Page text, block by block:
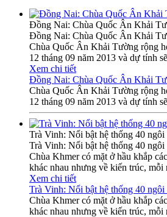
Đồng Nai: Chùa Quốc Ân Khải
Đồng Nai: Chùa Quốc Ân Khải
Chùa Quốc Ân Khải Tường rộng
12 tháng 09 năm 2013 và dự tính
Xem chi tiết
Đồng Nai: Chùa Quốc Ân Khải
Chùa Quốc Ân Khải Tường rộng
12 tháng 09 năm 2013 và dự tính
Trà Vinh: Nổi bật hệ thống 40
Trà Vinh: Nổi bật hệ thống 40
Chùa Khmer có mặt ở hầu khắp
khác nhau nhưng về kiến trúc,
Xem chi tiết
Trà Vinh: Nổi bật hệ thống 40
Chùa Khmer có mặt ở hầu khắp
khác nhau nhưng về kiến trúc,